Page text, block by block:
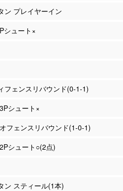
ン プレイヤーイン
シュート×
フェンスリバウンド(0-1-1)
シュート×
フェンスリバウンド(1-0-1)
シュート○(2点)
ン スティール(1本)